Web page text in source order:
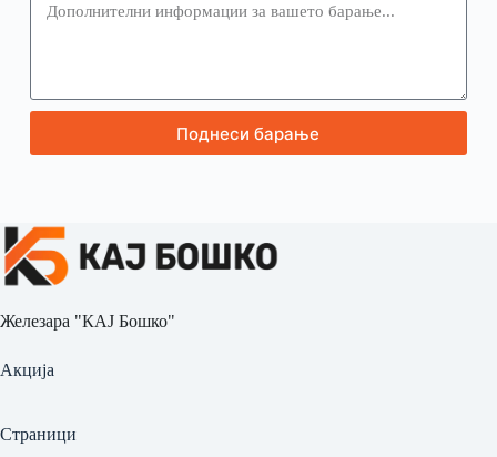
Поднеси барање
Железара "КАЈ Бошко"
Акција
Страници